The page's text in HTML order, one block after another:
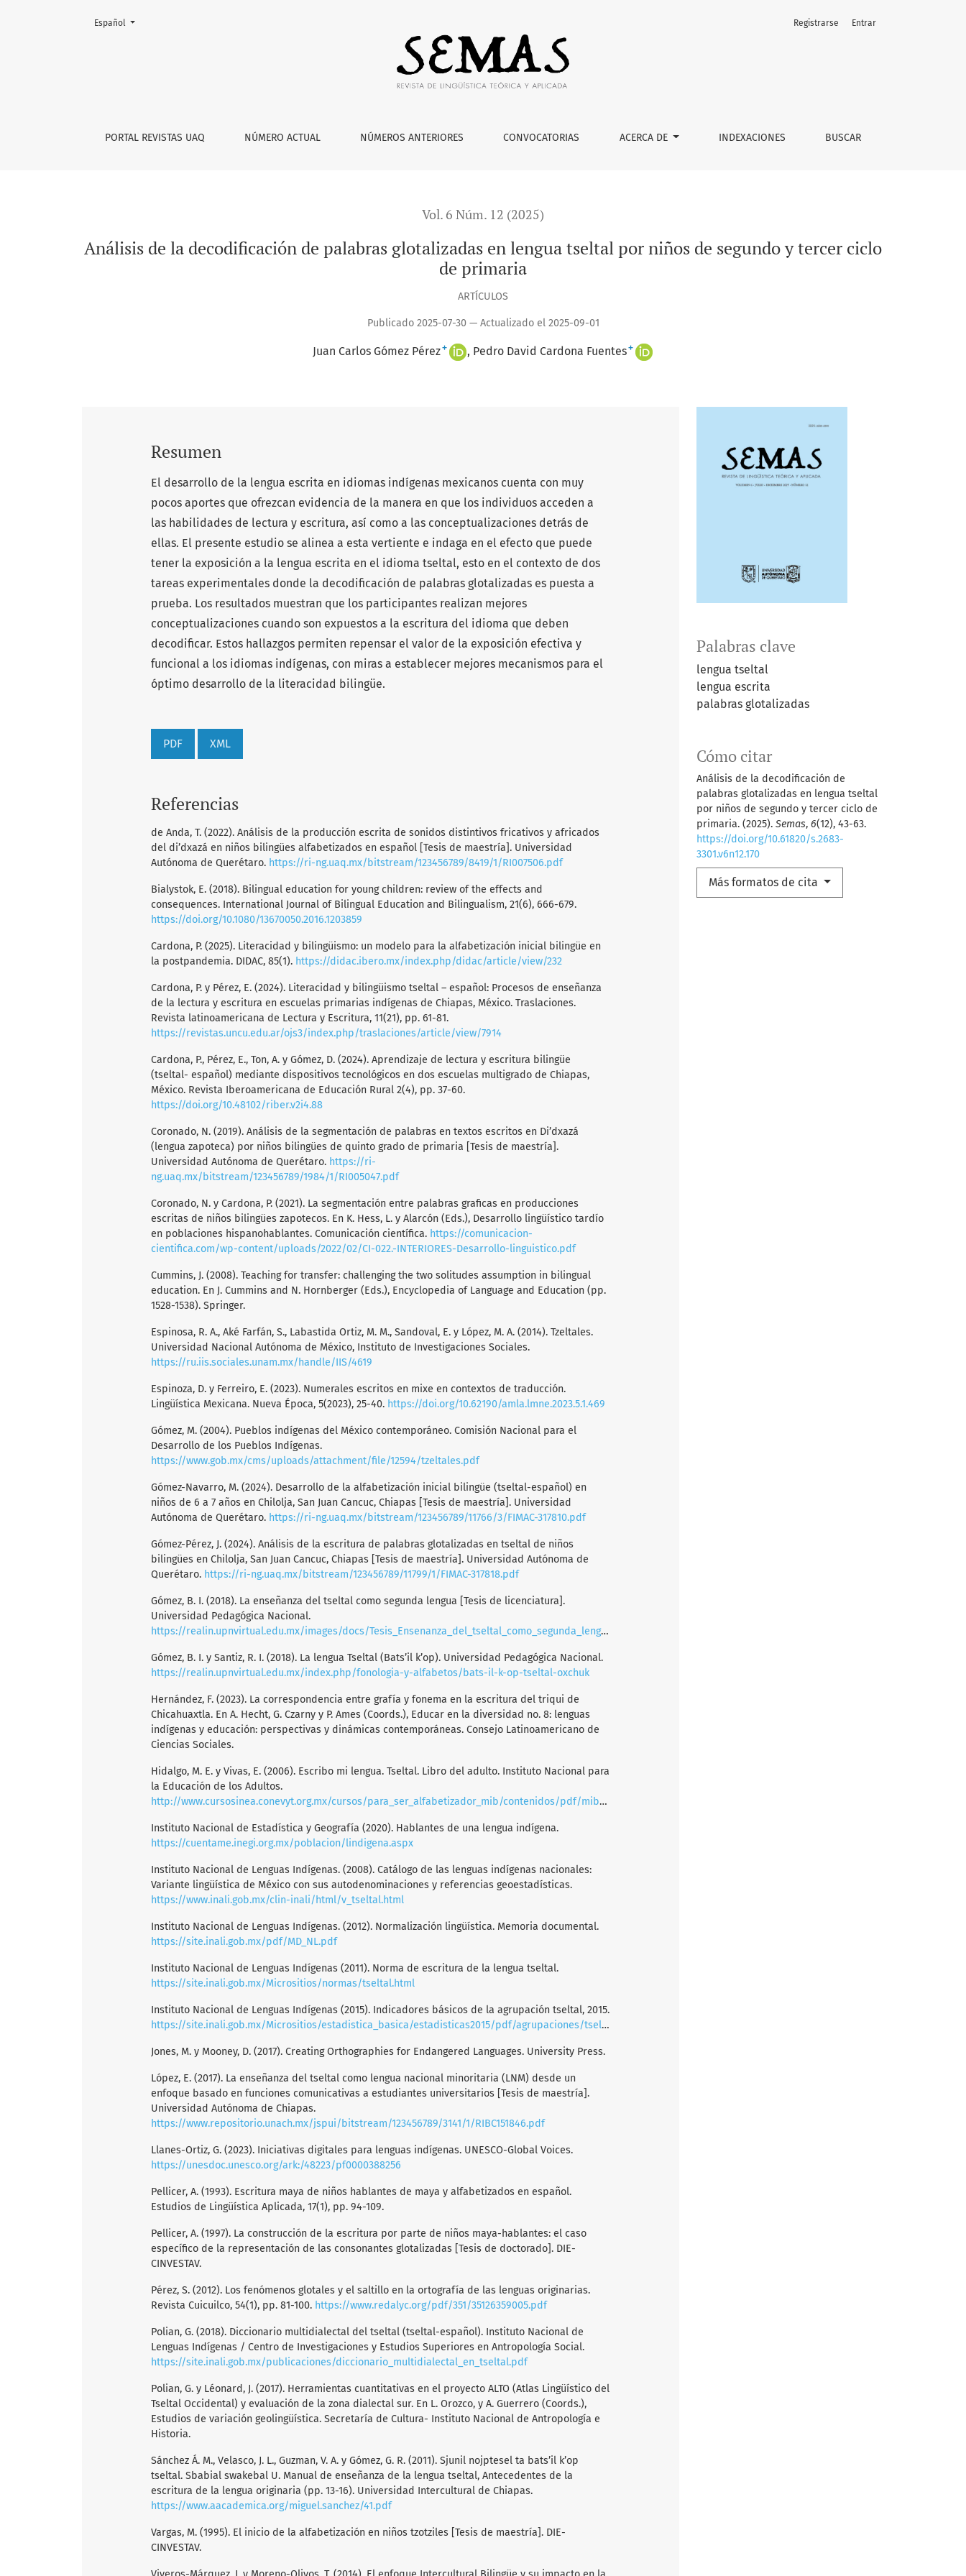
Análisis de la decodificación de palabras glotalizadas en lengua tseltal por niños de segundo y tercer ciclo de primaria
PORTAL REVISTAS UAQ NÚMERO ACTUAL NÚMEROS ANTERIORES CONVOCATORIAS ACERCA DE INDEXACIONES BUSCAR
Registrarse Entrar
Cambiar el idioma. El actual es:
Español
Vol. 6 Núm. 12 (2025)
Análisis de la decodificación de palabras glotalizadas en lengua tseltal por niños de segundo y tercer ciclo
de primaria
ARTÍCULOS
Publicado 2025-07-30 — Actualizado el 2025-09-01
Juan Carlos Gómez Pérez+ Pedro David Cardona Fuentes+
Palabras clave
lengua tseltal
lengua escrita
palabras glotalizadas
Cómo citar
Análisis de la decodificación de
palabras glotalizadas en lengua tseltal
por niños de segundo y tercer ciclo de
primaria. (2025). Semas, 6(12), 43-63.
https://doi.org/10.61820/s.2683-
3301.v6n12.170
Más formatos de cita
Resumen
El desarrollo de la lengua escrita en idiomas indígenas mexicanos cuenta con muy
pocos aportes que ofrezcan evidencia de la manera en que los individuos acceden a
las habilidades de lectura y escritura, así como a las conceptualizaciones detrás de
ellas. El presente estudio se alinea a esta vertiente e indaga en el efecto que puede
tener la exposición a la lengua escrita en el idioma tseltal, esto en el contexto de dos
tareas experimentales donde la decodificación de palabras glotalizadas es puesta a
prueba. Los resultados muestran que los participantes realizan mejores
conceptualizaciones cuando son expuestos a la escritura del idioma que deben
decodificar. Estos hallazgos permiten repensar el valor de la exposición efectiva y
funcional a los idiomas indígenas, con miras a establecer mejores mecanismos para el
óptimo desarrollo de la literacidad bilingüe.
PDF XML
Referencias
de Anda, T. (2022). Análisis de la producción escrita de sonidos distintivos fricativos y africados
del di’dxazá en niños bilingües alfabetizados en español [Tesis de maestría]. Universidad
Autónoma de Querétaro. https://ri-ng.uaq.mx/bitstream/123456789/8419/1/RI007506.pdf
Bialystok, E. (2018). Bilingual education for young children: review of the effects and
consequences. International Journal of Bilingual Education and Bilingualism, 21(6), 666-679.
https://doi.org/10.1080/13670050.2016.1203859
Cardona, P. (2025). Literacidad y bilingüismo: un modelo para la alfabetización inicial bilingüe en
la postpandemia. DIDAC, 85(1). https://didac.ibero.mx/index.php/didac/article/view/232
Cardona, P. y Pérez, E. (2024). Literacidad y bilingüismo tseltal – español: Procesos de enseñanza
de la lectura y escritura en escuelas primarias indígenas de Chiapas, México. Traslaciones.
Revista latinoamericana de Lectura y Escritura, 11(21), pp. 61-81.
https://revistas.uncu.edu.ar/ojs3/index.php/traslaciones/article/view/7914
Cardona, P., Pérez, E., Ton, A. y Gómez, D. (2024). Aprendizaje de lectura y escritura bilingüe
(tseltal- español) mediante dispositivos tecnológicos en dos escuelas multigrado de Chiapas,
México. Revista Iberoamericana de Educación Rural 2(4), pp. 37-60.
https://doi.org/10.48102/riber.v2i4.88
Coronado, N. (2019). Análisis de la segmentación de palabras en textos escritos en Di’dxazá
(lengua zapoteca) por niños bilingües de quinto grado de primaria [Tesis de maestría].
Universidad Autónoma de Querétaro. https://ri-
ng.uaq.mx/bitstream/123456789/1984/1/RI005047.pdf
Coronado, N. y Cardona, P. (2021). La segmentación entre palabras graficas en producciones
escritas de niños bilingües zapotecos. En K. Hess, L. y Alarcón (Eds.), Desarrollo lingüístico tardío
en poblaciones hispanohablantes. Comunicación científica. https://comunicacion-
cientifica.com/wp-content/uploads/2022/02/CI-022.-INTERIORES-Desarrollo-linguistico.pdf
Cummins, J. (2008). Teaching for transfer: challenging the two solitudes assumption in bilingual
education. En J. Cummins and N. Hornberger (Eds.), Encyclopedia of Language and Education (pp.
1528-1538). Springer.
Espinosa, R. A., Aké Farfán, S., Labastida Ortiz, M. M., Sandoval, E. y López, M. A. (2014). Tzeltales.
Universidad Nacional Autónoma de México, Instituto de Investigaciones Sociales.
https://ru.iis.sociales.unam.mx/handle/IIS/4619
Espinoza, D. y Ferreiro, E. (2023). Numerales escritos en mixe en contextos de traducción.
Lingüística Mexicana. Nueva Época, 5(2023), 25-40. https://doi.org/10.62190/amla.lmne.2023.5.1.469
Gómez, M. (2004). Pueblos indígenas del México contemporáneo. Comisión Nacional para el
Desarrollo de los Pueblos Indígenas.
https://www.gob.mx/cms/uploads/attachment/file/12594/tzeltales.pdf
Gómez-Navarro, M. (2024). Desarrollo de la alfabetización inicial bilingüe (tseltal-español) en
niños de 6 a 7 años en Chilolja, San Juan Cancuc, Chiapas [Tesis de maestría]. Universidad
Autónoma de Querétaro. https://ri-ng.uaq.mx/bitstream/123456789/11766/3/FIMAC-317810.pdf
Gómez-Pérez, J. (2024). Análisis de la escritura de palabras glotalizadas en tseltal de niños
bilingües en Chilolja, San Juan Cancuc, Chiapas [Tesis de maestría]. Universidad Autónoma de
Querétaro. https://ri-ng.uaq.mx/bitstream/123456789/11799/1/FIMAC-317818.pdf
Gómez, B. I. (2018). La enseñanza del tseltal como segunda lengua [Tesis de licenciatura].
Universidad Pedagógica Nacional.
https://realin.upnvirtual.edu.mx/images/docs/Tesis_Ensenanza_del_tseltal_como_segunda_lengua.pdf
Gómez, B. I. y Santiz, R. I. (2018). La lengua Tseltal (Bats’il k’op). Universidad Pedagógica Nacional.
https://realin.upnvirtual.edu.mx/index.php/fonologia-y-alfabetos/bats-il-k-op-tseltal-oxchuk
Hernández, F. (2023). La correspondencia entre grafía y fonema en la escritura del triqui de
Chicahuaxtla. En A. Hecht, G. Czarny y P. Ames (Coords.), Educar en la diversidad no. 8: lenguas
indígenas y educación: perspectivas y dinámicas contemporáneas. Consejo Latinoamericano de
Ciencias Sociales.
Hidalgo, M. E. y Vivas, E. (2006). Escribo mi lengua. Tseltal. Libro del adulto. Instituto Nacional para
la Educación de los Adultos.
http://www.cursosinea.conevyt.org.mx/cursos/para_ser_alfabetizador_mib/contenidos/pdf/mibes7/001_tsetsal_mibes_7_libro_adulto.pdf
Instituto Nacional de Estadística y Geografía (2020). Hablantes de una lengua indígena.
https://cuentame.inegi.org.mx/poblacion/lindigena.aspx
Instituto Nacional de Lenguas Indígenas. (2008). Catálogo de las lenguas indígenas nacionales:
Variante lingüística de México con sus autodenominaciones y referencias geoestadísticas.
https://www.inali.gob.mx/clin-inali/html/v_tseltal.html
Instituto Nacional de Lenguas Indígenas. (2012). Normalización lingüística. Memoria documental.
https://site.inali.gob.mx/pdf/MD_NL.pdf
Instituto Nacional de Lenguas Indígenas (2011). Norma de escritura de la lengua tseltal.
https://site.inali.gob.mx/Micrositios/normas/tseltal.html
Instituto Nacional de Lenguas Indígenas (2015). Indicadores básicos de la agrupación tseltal, 2015.
https://site.inali.gob.mx/Micrositios/estadistica_basica/estadisticas2015/pdf/agrupaciones/tseltal.pdf
Jones, M. y Mooney, D. (2017). Creating Orthographies for Endangered Languages. University Press.
López, E. (2017). La enseñanza del tseltal como lengua nacional minoritaria (LNM) desde un
enfoque basado en funciones comunicativas a estudiantes universitarios [Tesis de maestría].
Universidad Autónoma de Chiapas.
https://www.repositorio.unach.mx/jspui/bitstream/123456789/3141/1/RIBC151846.pdf
Llanes-Ortiz, G. (2023). Iniciativas digitales para lenguas indígenas. UNESCO-Global Voices.
https://unesdoc.unesco.org/ark:/48223/pf0000388256
Pellicer, A. (1993). Escritura maya de niños hablantes de maya y alfabetizados en español.
Estudios de Lingüística Aplicada, 17(1), pp. 94-109.
Pellicer, A. (1997). La construcción de la escritura por parte de niños maya-hablantes: el caso
específico de la representación de las consonantes glotalizadas [Tesis de doctorado]. DIE-
CINVESTAV.
Pérez, S. (2012). Los fenómenos glotales y el saltillo en la ortografía de las lenguas originarias.
Revista Cuicuilco, 54(1), pp. 81-100. https://www.redalyc.org/pdf/351/35126359005.pdf
Polian, G. (2018). Diccionario multidialectal del tseltal (tseltal-español). Instituto Nacional de
Lenguas Indígenas / Centro de Investigaciones y Estudios Superiores en Antropología Social.
https://site.inali.gob.mx/publicaciones/diccionario_multidialectal_en_tseltal.pdf
Polian, G. y Léonard, J. (2017). Herramientas cuantitativas en el proyecto ALTO (Atlas Lingüístico del
Tseltal Occidental) y evaluación de la zona dialectal sur. En L. Orozco, y A. Guerrero (Coords.),
Estudios de variación geolingüística. Secretaría de Cultura- Instituto Nacional de Antropología e
Historia.
Sánchez Á. M., Velasco, J. L., Guzman, V. A. y Gómez, G. R. (2011). Sjunil nojptesel ta bats’il k’op
tseltal. Sbabial swakebal U. Manual de enseñanza de la lengua tseltal, Antecedentes de la
escritura de la lengua originaria (pp. 13-16). Universidad Intercultural de Chiapas.
https://www.aacademica.org/miguel.sanchez/41.pdf
Vargas, M. (1995). El inicio de la alfabetización en niños tzotziles [Tesis de maestría]. DIE-
CINVESTAV.